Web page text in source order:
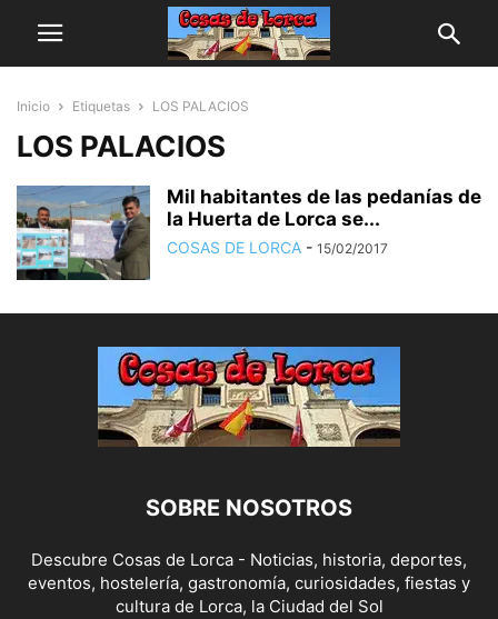
Inicio Etiquetas LOS PALACIOS
LOS PALACIOS
Mil habitantes de las pedanías de
la Huerta de Lorca se...
COSAS DE LORCA - 15/02/2017
SOBRE NOSOTROS
Descubre Cosas de Lorca - Noticias, historia, deportes,
eventos, hostelería, gastronomía, curiosidades, fiestas y
cultura de Lorca, la Ciudad del Sol